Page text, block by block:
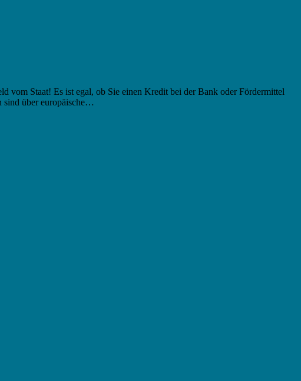
vom Staat! Es ist egal, ob Sie einen Kredit bei der Bank oder Fördermittel
sind über europäische…